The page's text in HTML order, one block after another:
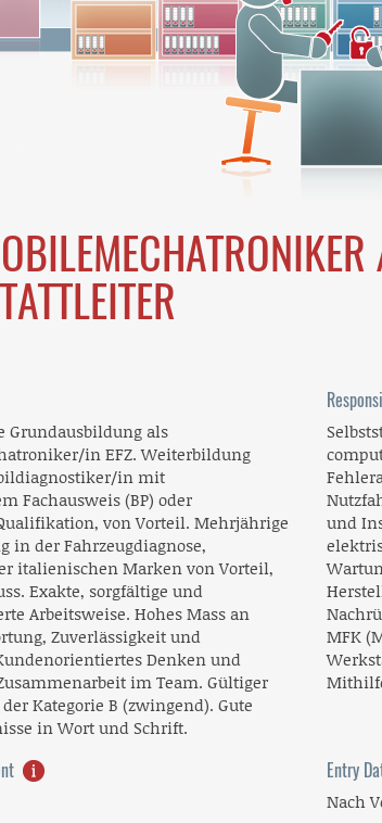
Grundausbildung als
in EFZ. Weiterbildung
in mit
Fachausweis (BP) oder
von Vorteil. Mehrjährige
in der Fahrzeugdiagnose,
italienischen Marken von Vorteil,
Exakte, sorgfältige und
Arbeitsweise. Hohes Mass an
Zuverlässigkeit und
Denken und
im Team. Gültiger
Kategorie B (zwingend). Gute
in Wort und Schrift.
und
MFK
Entry
Nach